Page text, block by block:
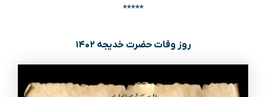
*****
روز وفات حضرت خدیجه ۱۴۰۲